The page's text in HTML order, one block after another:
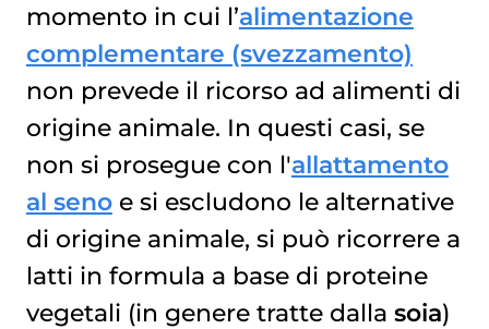
momento in cui l’alimentazione
complementare (svezzamento)
non prevede il ricorso ad alimenti di
origine animale. In questi casi, se
non si prosegue con l'allattamento
al senoe si escludono le alternative
di origine animale, si può ricorrere a
latti in formula a base di proteine
vegetali (in genere tratte dalla soia)